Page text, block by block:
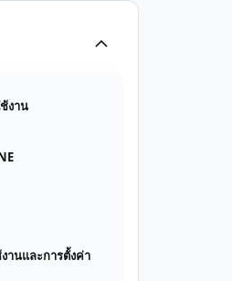
งาน
านและการตั้งค่า